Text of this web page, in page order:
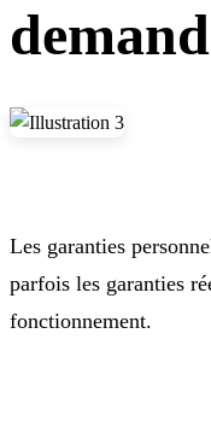
Les garanties
parfois les garanties
fonctionnement.